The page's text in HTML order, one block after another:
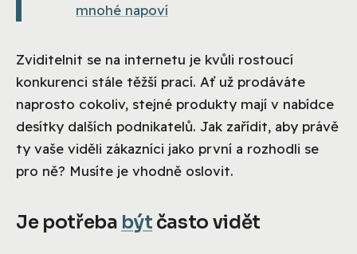
mnohé napoví
Zviditelnit se na internetu je kvůli rostoucí
konkurenci stále těžší prací. Ať už prodáváte
naprosto cokoliv, stejné produkty mají v nabídce
desítky dalších podnikatelů. Jak zařídit, aby právě
ty vaše viděli zákazníci jako první a rozhodli se
pro ně? Musíte je vhodně oslovit.
Je potřeba být často vidět